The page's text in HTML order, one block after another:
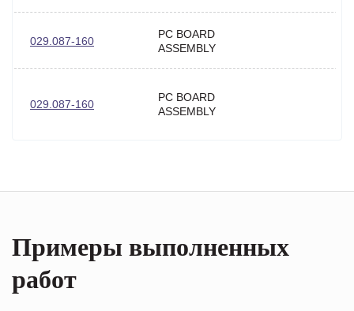
029.087-160
PC BOARD
ASSEMBLY
029.087-160
PC BOARD
ASSEMBLY
Примеры выполненных
работ